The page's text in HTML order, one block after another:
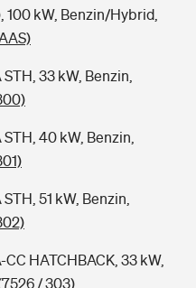
100 kW, Benzin/Hybrid,
33 kW, Benzin,
40 kW, Benzin,
51 kW, Benzin,
HATCHBACK, 33 kW,
/ 303)